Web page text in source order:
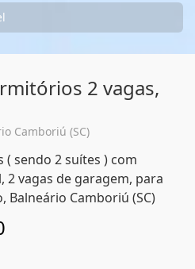
2 vagas,
Camboriú (SC)
sendo 2 suítes ) com
2 vagas de garagem, para
Balneário Camboriú (SC)